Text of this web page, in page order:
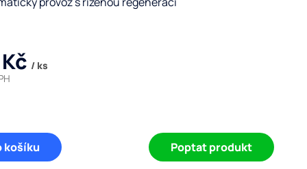
/ ks
košíku Poptat produkt